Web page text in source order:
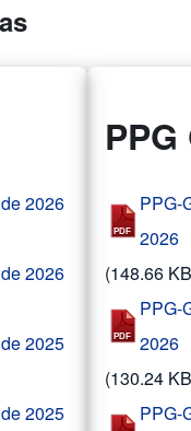
2026
2026
2025
2025
PPG-
2026
(148.66
PPG-
2026
(130.24
PPG-